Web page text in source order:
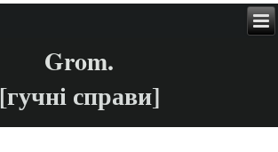
Grom.
[гучні справи]